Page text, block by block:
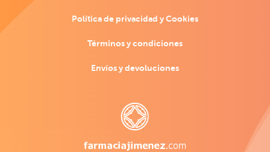
Política de privacidad y Cookies
Términos y condiciones
Envíos y devoluciones